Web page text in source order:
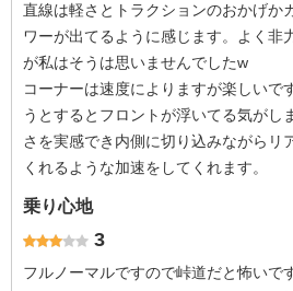
直線は軽さとトラクションのおかげか
ワーが出てるように感じます。よく非
が私はそうは思いませんでしたw
コーナーは速度によりますが楽しいで
うとするとフロントが浮いてる気がし
さを実感でき内側に切り込みながらリ
くれるような加速をしてくれます。
乗り心地
3
フルノーマルですので峠道だと怖いで